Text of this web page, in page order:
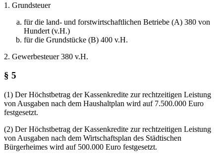
1. Grundsteuer
für die land- und forstwirtschaftlichen Betriebe (A) 380 von
Hundert (v.H.)
für die Grundstücke (B) 400 v.H.
2. Gewerbesteuer 380 v.H.
§ 5
(1) Der Höchstbetrag der Kassenkredite zur rechtzeitigen Leistung
von Ausgaben nach dem Haushaltplan wird auf 7.500.000 Euro
festgesetzt.
(2) Der Höchstbetrag der Kassenkredite zur rechtzeitigen Leistung
von Ausgaben nach dem Wirtschaftsplan des Städtischen
Bürgerheimes wird auf 500.000 Euro festgesetzt.